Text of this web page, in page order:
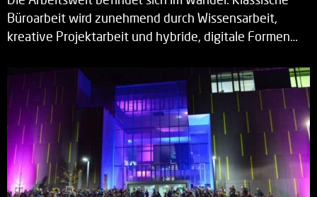
Büroarbeit wird zunehmend durch Wissensarbeit,
kreative Projektarbeit und hybride, digitale Formen…